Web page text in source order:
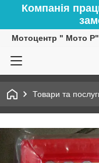
Компанія
Мотоцентр " Мото
Товари та